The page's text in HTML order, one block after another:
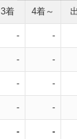
3着 4着～
- -
- -
- -
- -
- -